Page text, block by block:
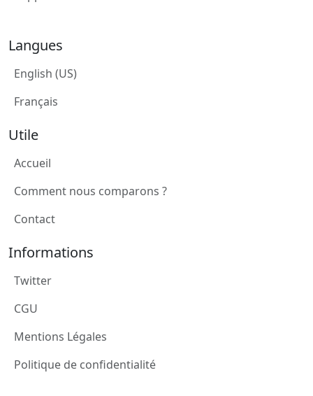
Langues
English (US)
Français
Utile
Accueil
Comment nous comparons ?
Contact
Informations
Twitter
CGU
Mentions Légales
Politique de confidentialité